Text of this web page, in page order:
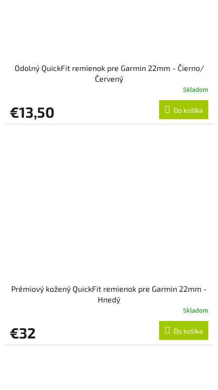
Odolný QuickFit remienok pre Garmin 22mm - Čierno/
Červený
Skladom
€13,50 Do košíka
Prémiový kožený QuickFit remienok pre Garmin 22mm -
Hnedý
Skladom
€32 Do košíka